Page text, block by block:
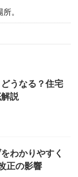
。
うなる？住宅
説
わかりやすく
正の影響